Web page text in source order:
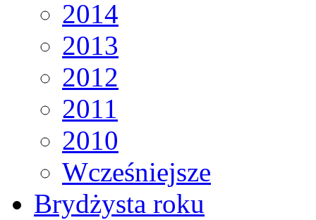
2014
2013
2012
2011
2010
Wcześniejsze
Brydżysta roku